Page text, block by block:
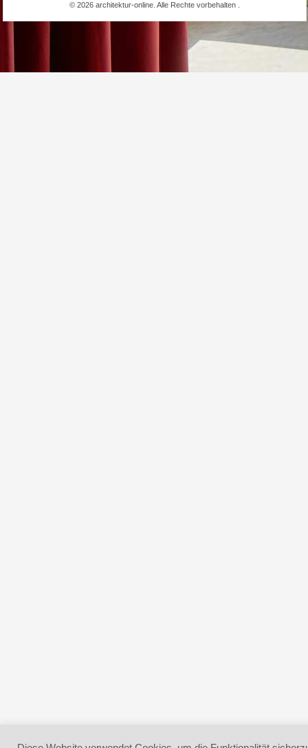
© 2026 architektur-online. Alle Rechte vorbehalten .